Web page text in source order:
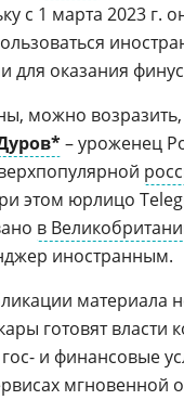
с 1 марта 2023 г.
для оказания
можно возразить,
– уроженец
этом юрлицо
в
иностранным.
материала
готовят власти
и финансовые
мгновенной